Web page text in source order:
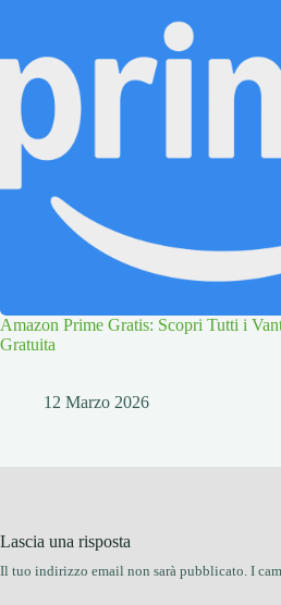
Amazon Prime Gratis: Scopri Tutti i
Gratuita
12 Marzo 2026
Lascia una risposta
Il tuo indirizzo email non sarà pubblicato. I